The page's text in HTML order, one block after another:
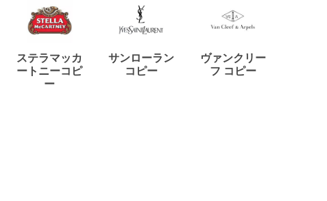
ステラマッカ
ートニーコピ
ー
サンローラン
コピー
ヴァンクリー
フ コピー